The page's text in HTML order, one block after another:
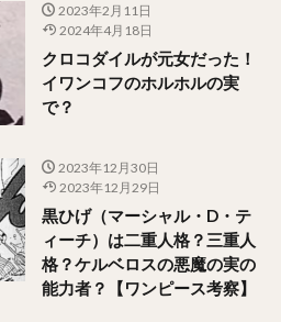
2023年2月11日
2024年4月18日
クロコダイルが元女だった！
イワンコフのホルホルの実
で？
2023年12月30日
2023年12月29日
黒ひげ（マーシャル・D・テ
ィーチ）は二重人格？三重人
格？ケルベロスの悪魔の実の
能力者？【ワンピース考察】